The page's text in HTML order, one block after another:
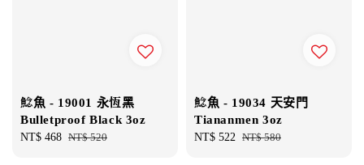
鯰魚 - 19001 永恆黑
Bulletproof Black 3oz
Sale
NT$ 468 Regular
NT$ 520
鯰魚 - 19034 天安門
Tiananmen 3oz
Sale
NT$ 522 Regular
NT$ 580